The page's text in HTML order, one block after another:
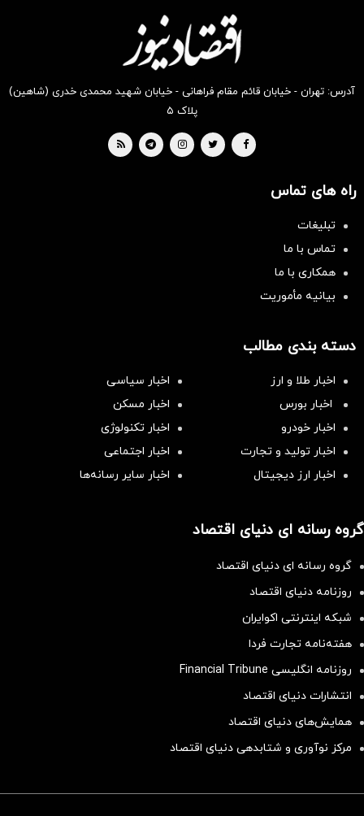
بخر !
بخر !
آدرس: تهران - خیابان قائم مقام فراهانی - خیابان شهید محمدی خدری (شاهین)
پلاک ۵
راه های تماس
تبلیغات
تماس با ما
همکاری با ما
بیانیه مأموریت
دسته بندی مطالب
اخبار طلا و ارز
اخبار سیاسی
اخبار بورس
اخبار مسکن
اخبار خودرو
اخبار تکنولوژی
اخبار تولید و تجارت
اخبار اجتماعی
اخبار ارز دیجیتال
اخبار سایر رسانه‌‌ها
گروه رسانه ای دنیای اقتصاد
گروه رسانه ای دنیای اقتصاد
روزنامه دنیای اقتصاد
شبکه اینترنتی اکوایران
هفته‌نامه تجارت فردا
روزنامه انگلیسی Financial Tribune
انتشارات دنیای اقتصاد
همایش‌های دنیای اقتصاد
مرکز نوآوری و شتابدهی دنیای اقتصاد